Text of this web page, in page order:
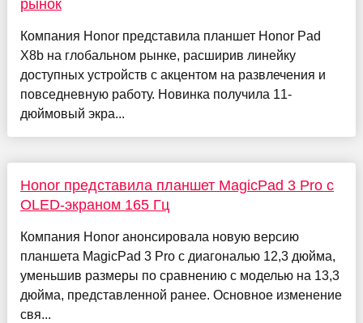
рынок
Компания Honor представила планшет Honor Pad
X8b на глобальном рынке, расширив линейку
доступных устройств с акцентом на развлечения и
повседневную работу. Новинка получила 11-
дюймовый экра...
Honor представила планшет MagicPad 3 Pro с
OLED-экраном 165 Гц
Компания Honor анонсировала новую версию
планшета MagicPad 3 Pro с диагональю 12,3 дюйма,
уменьшив размеры по сравнению с моделью на 13,3
дюйма, представленной ранее. Основное изменение
свя...